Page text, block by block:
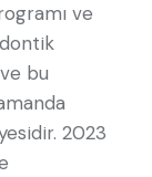
ve
bu
2023